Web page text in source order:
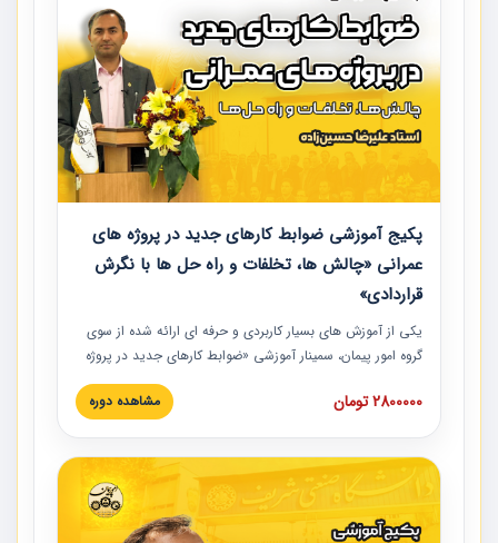
پکیج آموزشی ضوابط کارهای جدید در پروژه های
عمرانی «چالش ها، تخلفات و راه حل ها با نگرش
قراردادی»
یکی از آموزش‏‏‏‏‏‏ های بسیار کاربردی و حرفه‏ ای ارائه شده از سوی
گروه امور پیمان، سمینار آموزشی «ضوابط کارهای جدید در پروژه
های عمرانی» چالش ها، تخلفات و راه حل ها با نگرش قراردادی
است که در محل سندیکای شرکت های ساختمانی کشور ارائه شد.
مدارک پیمان به همراه تجربیات عملی ارائه شده است.
2800000 تومان مشاهده دوره